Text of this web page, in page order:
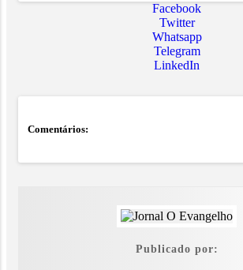
Facebook
Twitter
Whatsapp
Telegram
LinkedIn
Comentários:
Publicado por: